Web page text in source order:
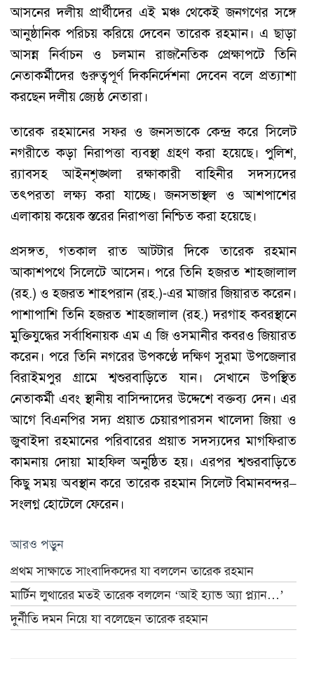
আসনের দলীয় প্রার্থীদের এই মঞ্চ থেকেই জনগণের সঙ্গে
আনুষ্ঠানিক পরিচয় করিয়ে দেবেন তারেক রহমান। এ ছাড়া
আসন্ন নির্বাচন ও চলমান রাজনৈতিক প্রেক্ষাপটে তিনি
নেতাকর্মীদের গুরুত্বপূর্ণ দিকনির্দেশনা দেবেন বলে প্রত্যাশা
করছেন দলীয় জ্যেষ্ঠ নেতারা।
তারেক রহমানের সফর ও জনসভাকে কেন্দ্র করে সিলেট
নগরীতে কড়া নিরাপত্তা ব্যবস্থা গ্রহণ করা হয়েছে। পুলিশ,
র‍্যাবসহ আইনশৃঙ্খলা রক্ষাকারী বাহিনীর সদস্যদের
তৎপরতা লক্ষ্য করা যাচ্ছে। জনসভাস্থল ও আশপাশের
এলাকায় কয়েক স্তরের নিরাপত্তা নিশ্চিত করা হয়েছে।
প্রসঙ্গত, গতকাল রাত আটটার দিকে তারেক রহমান
আকাশপথে সিলেটে আসেন। পরে তিনি হজরত শাহজালাল
(রহ.) ও হজরত শাহপরান (রহ.)-এর মাজার জিয়ারত করেন।
পাশাপাশি তিনি হজরত শাহজালাল (রহ.) দরগাহ কবরস্থানে
মুক্তিযুদ্ধের সর্বাধিনায়ক এম এ জি ওসমানীর কবরও জিয়ারত
করেন। পরে তিনি নগরের উপকণ্ঠে দক্ষিণ সুরমা উপজেলার
বিরাইমপুর গ্রামে শ্বশুরবাড়িতে যান। সেখানে উপস্থিত
নেতাকর্মী এবং স্থানীয় বাসিন্দাদের উদ্দেশে বক্তব্য দেন। এর
আগে বিএনপির সদ্য প্রয়াত চেয়ারপারসন খালেদা জিয়া ও
জুবাইদা রহমানের পরিবারের প্রয়াত সদস্যদের মাগফিরাত
কামনায় দোয়া মাহফিল অনুষ্ঠিত হয়। এরপর শ্বশুরবাড়িতে
কিছু সময় অবস্থান করে তারেক রহমান সিলেট বিমানবন্দর–
সংলগ্ন হোটেলে ফেরেন।
আরও পড়ুন
প্রথম সাক্ষাতে সাংবাদিকদের যা বললেন তারেক রহমান
মার্টিন লুথারের মতই তারেক বললেন ‘আই হ্যাভ অ্যা প্ল্যান…’
দুর্নীতি দমন নিয়ে যা বলেছেন তারেক রহমান